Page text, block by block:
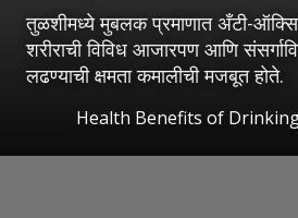
तुळशीमध्ये मुबलक प्रमाणात अँटी-
शरीराची विविध आजारपण आणि
लढण्याची क्षमता कमालीची मजबूत होते.
Health Benefits of